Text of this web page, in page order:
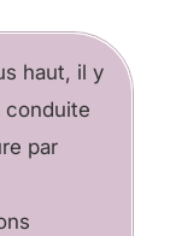
haut, il y
conduite
par